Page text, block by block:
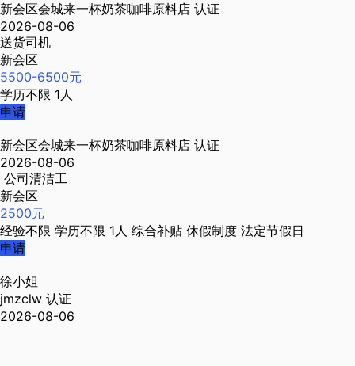
新会区会城来一杯奶茶咖啡原料店 认证
2026-08-06
送货司机
新会区
5500-6500元
学历不限 1人
申请
新会区会城来一杯奶茶咖啡原料店 认证
2026-08-06
公司清洁工
新会区
2500元
经验不限 学历不限 1人 综合补贴 休假制度 法定节假日
申请
徐小姐
jmzclw 认证
2026-08-06